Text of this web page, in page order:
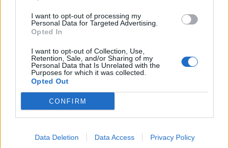
I want to opt-out of processing my
Personal Data for Targeted Advertising.
Opted In
I want to opt-out of Collection, Use,
Retention, Sale, and/or Sharing of my
Personal Data that Is Unrelated with the
Purposes for which it was collected.
Opted Out
CONFIRM
Data Deletion Data Access Privacy Policy
solförmörkelsen
Astrofotografen och
Vallentunabon Per-Magnus
Hedén tipsar
Efter sommarens
utförsäljning – öppnar upp
2026-08-06 KL. 08:37